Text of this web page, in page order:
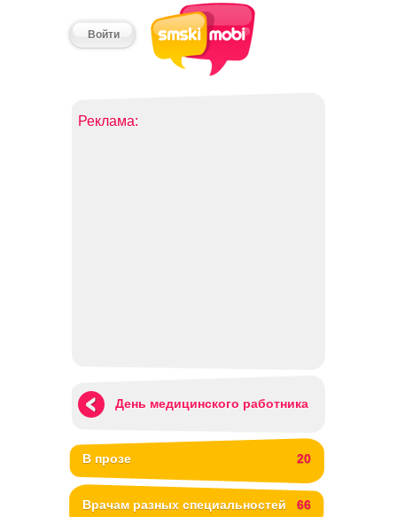
Войти
Реклама:
День медицинского работника
В прозе 20
Врачам разных специальностей 66